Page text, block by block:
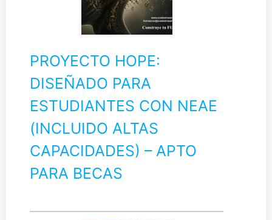
PROYECTO HOPE:
DISEÑADO PARA
ESTUDIANTES CON NEAE
(INCLUIDO ALTAS
CAPACIDADES) – APTO
PARA BECAS